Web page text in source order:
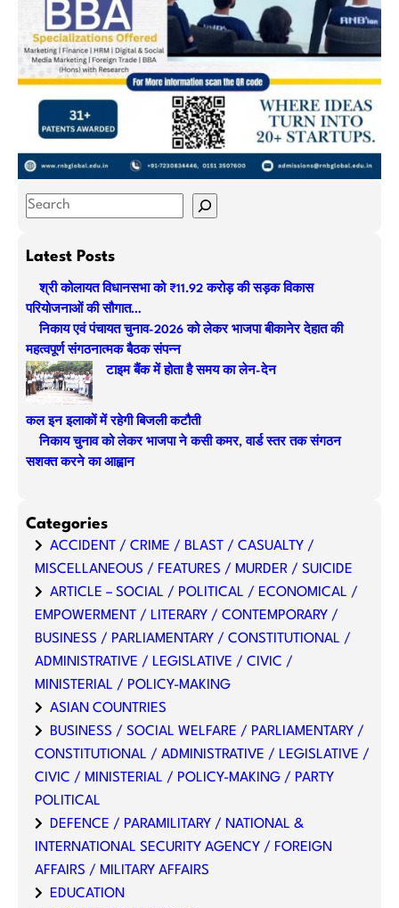
S
aLatest Posts
श्री कोलायत विधानसभा को ₹11.92 करोड़ की सड़क विकास
परियोजनाओं की सौगात…
निकाय एवं पंचायत चुनाव-2026 को लेकर भाजपा बीकानेर देहात की
महत्वपूर्ण संगठनात्मक बैठक संपन्न
टाइम बैंक में होता है समय का लेन-देन
कल इन इलाकों में रहेगी बिजली कटौती
निकाय चुनाव को लेकर भाजपा ने कसी कमर, वार्ड स्तर तक संगठन
सशक्त करने का आह्वान
Categories
ACCIDENT / CRIME / BLAST / CASUALTY /
MISCELLANEOUS / FEATURES / MURDER / SUICIDE
ARTICLE – SOCIAL / POLITICAL / ECONOMICAL /
EMPOWERMENT / LITERARY / CONTEMPORARY /
BUSINESS / PARLIAMENTARY / CONSTITUTIONAL /
ADMINISTRATIVE / LEGISLATIVE / CIVIC /
MINISTERIAL / POLICY-MAKING
ASIAN COUNTRIES
BUSINESS / SOCIAL WELFARE / PARLIAMENTARY /
CONSTITUTIONAL / ADMINISTRATIVE / LEGISLATIVE /
CIVIC / MINISTERIAL / POLICY-MAKING / PARTY
POLITICAL
DEFENCE / PARAMILITARY / NATIONAL &
INTERNATIONAL SECURITY AGENCY / FOREIGN
AFFAIRS / MILITARY AFFAIRS
EDUCATION